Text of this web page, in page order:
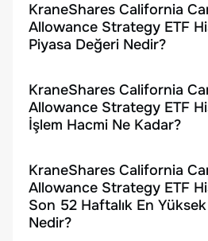
KraneShares California
Allowance Strategy ETF
Piyasa Değeri Nedir?
KraneShares California
Allowance Strategy ETF
İşlem Hacmi Ne Kadar?
KraneShares California
Allowance Strategy ETF
Son 52 Haftalık En
Nedir?